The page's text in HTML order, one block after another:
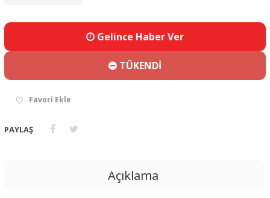
Gelince Haber Ver
TÜKENDİ
Favori Ekle
PAYLAŞ
Açıklama